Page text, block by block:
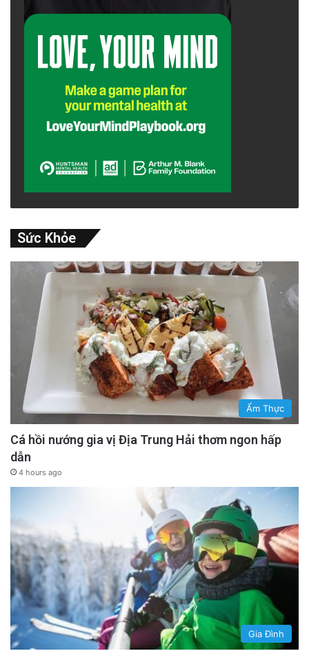
Sức Khỏe
Ẩm Thực
Cá hồi nướng gia vị Địa Trung Hải thơm ngon hấp
dẫn
4 hours ago
Gia Đình